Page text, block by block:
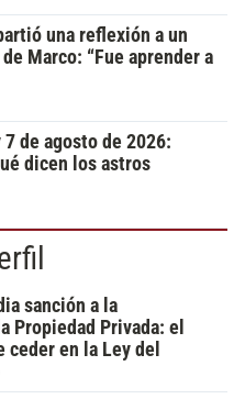
una reflexión a un
Marco: “Fue aprender a
de agosto de 2026:
dicen los astros
sanción a la
Propiedad Privada: el
en la Ley del